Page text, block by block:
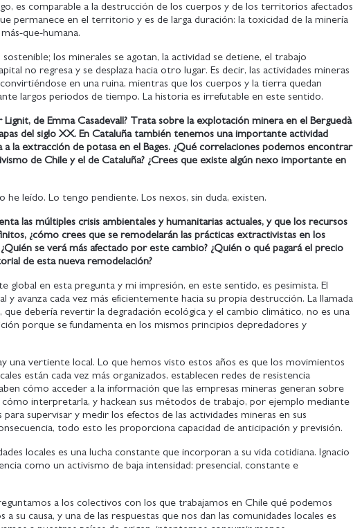
es comparable a la destrucción de los cuerpos y de los territorios afectados
permanece en el territorio y es de larga duración: la toxicidad de la minería
que-humana.
sostenible; los minerales se agotan, la actividad se detiene, el trabajo
no regresa y se desplaza hacia otro lugar. Es decir, las actividades mineras
en una ruina, mientras que los cuerpos y la tierra quedan
largos periodos de tiempo. La historia es irrefutable en este sentido.
Lignit, de Emma Casadevall? Trata sobre la explotación minera en el Berguedà
del siglo XX. En Cataluña también tenemos una importante actividad
a la extracción de potasa en el Bages. ¿Qué correlaciones podemos encontrar
de Chile y el de Cataluña? ¿Crees que existe algún nexo importante en
he leído. Lo tengo pendiente. Los nexos, sin duda, existen.
las múltiples crisis ambientales y humanitarias actuales, y que los recursos
¿cómo crees que se remodelarán las prácticas extractivistas en los
se verá más afectado por este cambio? ¿Quién o qué pagará el precio
de esta nueva remodelación?
global en esta pregunta y mi impresión, en este sentido, es pesimista. El
y avanza cada vez más eficientemente hacia su propia destrucción. La llamada
que debería revertir la degradación ecológica y el cambio climático, no es una
porque se fundamenta en los mismos principios depredadores y
una vertiente local. Lo que hemos visto estos años es que los movimientos
están cada vez más organizados, establecen redes de resistencia
cómo acceder a la información que las empresas mineras generan sobre
interpretarla, y hackean sus métodos de trabajo, por ejemplo mediante
supervisar y medir los efectos de las actividades mineras en sus
todo esto les proporciona capacidad de anticipación y previsión.
locales es una lucha constante que incorporan a su vida cotidiana. Ignacio
como un activismo de baja intensidad: presencial, constante e
a los colectivos con los que trabajamos en Chile qué podemos
su causa, y una de las respuestas que nos dan las comunidades locales es